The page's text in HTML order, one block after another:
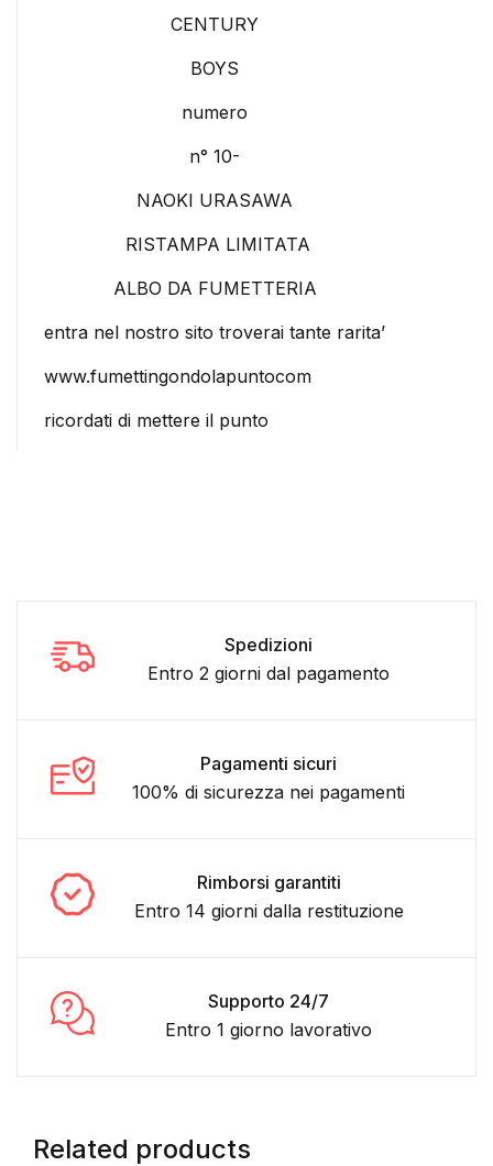
CENTURY
BOYS
numero
n° 10-
NAOKI URASAWA
RISTAMPA LIMITATA
ALBO DA FUMETTERIA
entra nel nostro sito troverai tante rarita’
www.fumettingondolapuntocom
ricordati di mettere il punto
Spedizioni
Entro 2 giorni dal pagamento
Pagamenti sicuri
100% di sicurezza nei pagamenti
Rimborsi garantiti
Entro 14 giorni dalla restituzione
Supporto 24/7
Entro 1 giorno lavorativo
Related products